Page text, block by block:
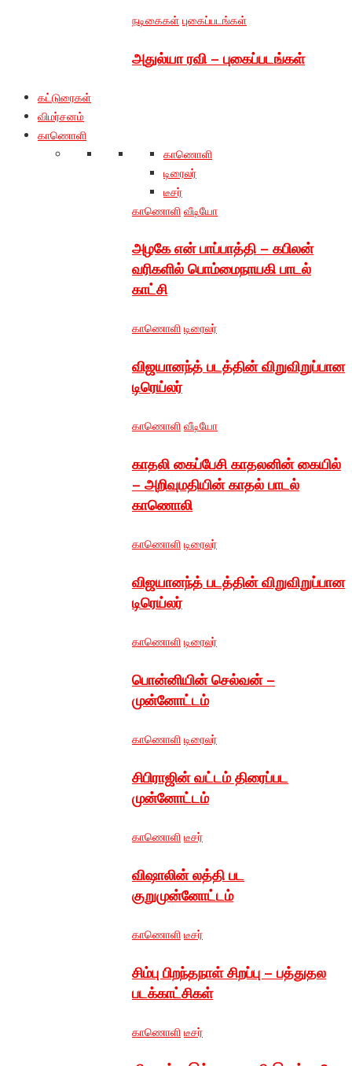
நடிகைகள் புகைப்படங்கள்
அதுல்யா ரவி – புகைப்படங்கள்
கட்டுரைகள்
விமர்சனம்
காணொளி
காணொளி
டிரைலர்
டீசர்
காணொளி வீடியோ
அழகே என் பாப்பாத்தி – கபிலன்
வரிகளில் பொம்மைநாயகி பாடல்
காட்சி
காணொளி டிரைலர்
விஜயானந்த் படத்தின் விறுவிறுப்பான
டிரெய்லர்
காணொளி வீடியோ
காதலி கைப்பேசி காதலனின் கையில்
– அறிவுமதியின் காதல் பாடல்
காணொலி
காணொளி டிரைலர்
விஜயானந்த் படத்தின் விறுவிறுப்பான
டிரெய்லர்
காணொளி டிரைலர்
பொன்னியின் செல்வன் –
முன்னோட்டம்
காணொளி டிரைலர்
சிபிராஜின் வட்டம் திரைப்பட
முன்னோட்டம்
காணொளி டீசர்
விஷாலின் லத்தி பட
குறுமுன்னோட்டம்
காணொளி டீசர்
சிம்பு பிறந்தநாள் சிறப்பு – பத்துதல
படக்காட்சிகள்
காணொளி டீசர்